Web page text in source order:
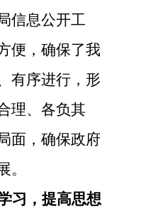
信息公开工
便，确保了我
有序进行，形
理、各负其
面，确保政府
。
习，提高思想